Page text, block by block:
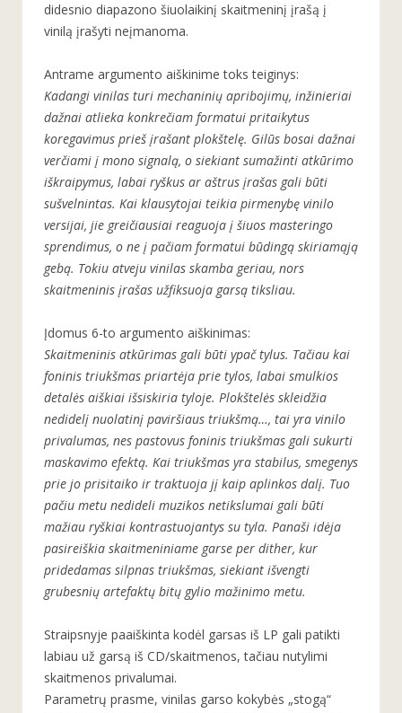
didesnio diapazono šiuolaikinį skaitmeninį įrašą į
vinilą įrašyti neįmanoma.
Antrame argumento aiškinime toks teiginys:
Kadangi vinilas turi mechaninių apribojimų, inžinieriai
dažnai atlieka konkrečiam formatui pritaikytus
koregavimus prieš įrašant plokštelę. Gilūs bosai dažnai
verčiami į mono signalą, o siekiant sumažinti atkūrimo
iškraipymus, labai ryškus ar aštrus įrašas gali būti
sušvelnintas. Kai klausytojai teikia pirmenybę vinilo
versijai, jie greičiausiai reaguoja į šiuos masteringo
sprendimus, o ne į pačiam formatui būdingą skiriamąją
gebą. Tokiu atveju vinilas skamba geriau, nors
skaitmeninis įrašas užfiksuoja garsą tiksliau.
Įdomus 6-to argumento aiškinimas:
Skaitmeninis atkūrimas gali būti ypač tylus. Tačiau kai
foninis triukšmas priartėja prie tylos, labai smulkios
detalės aiškiai išsiskiria tyloje. Plokštelės skleidžia
nedidelį nuolatinį paviršiaus triukšmą…, tai yra vinilo
privalumas, nes pastovus foninis triukšmas gali sukurti
maskavimo efektą. Kai triukšmas yra stabilus, smegenys
prie jo prisitaiko ir traktuoja jį kaip aplinkos dalį. Tuo
pačiu metu nedideli muzikos netikslumai gali būti
mažiau ryškiai kontrastuojantys su tyla. Panaši idėja
pasireiškia skaitmeniniame garse per dither, kur
pridedamas silpnas triukšmas, siekiant išvengti
grubesnių artefaktų bitų gylio mažinimo metu.
Straipsnyje paaiškinta kodėl garsas iš LP gali patikti
labiau už garsą iš CD/skaitmenos, tačiau nutylimi
skaitmenos privalumai.
Parametrų prasme, vinilas garso kokybės „stogą“